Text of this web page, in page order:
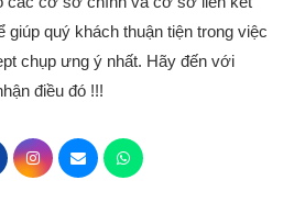
giúp quý khách thuận tiện trong việc
chụp ưng ý nhất. Hãy đến với
điều đó !!!